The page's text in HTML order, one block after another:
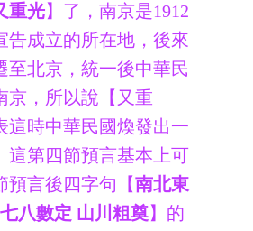
重光】了，南京是1912
告成立的所在地，後來
至北京，統一後中華民
京，所以說【又重
這時中華民國煥發出一
這第四節預言基本上可
預言後四字句【南北東
八數定 山川粗奠】的